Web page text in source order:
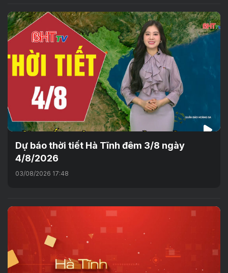
Dự báo thời tiết Hà Tĩnh đêm 3/8 ngày
4/8/2026
03/08/2026 17:48